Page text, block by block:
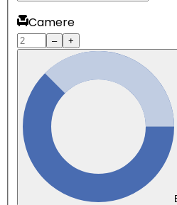
Camere
– +